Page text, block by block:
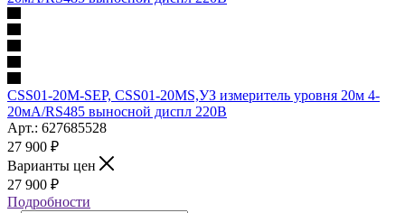
CSS01-20M-SEP, CSS01-20MS,УЗ измеритель уровня 20м 4-
20мА/RS485 выносной диспл 220В
Арт.: 627685528
27 900 ₽
Варианты цен
27 900 ₽
Подробности